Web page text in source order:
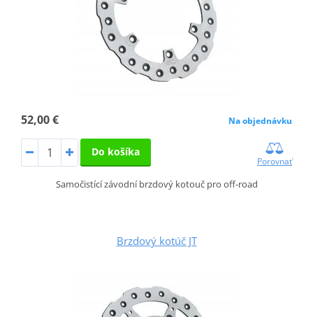
52,00 € Na objednávku
Do košíka
Porovnať
Samočistící závodní brzdový kotouč pro off-road
Brzdový kotúč JT